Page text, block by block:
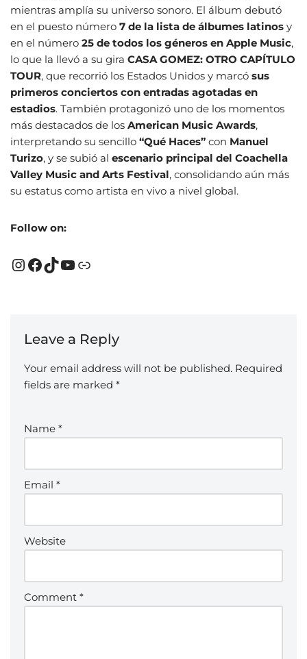
mientras amplía su universo sonoro. El álbum debutó
en el puesto número 7 de la lista de álbumes latinos y
en el número 25 de todos los géneros en Apple Music,
lo que la llevó a su gira CASA GOMEZ: OTRO CAPÍTULO
TOUR, que recorrió los Estados Unidos y marcó sus
primeros conciertos con entradas agotadas en
estadios. También protagonizó uno de los momentos
más destacados de los American Music Awards,
interpretando su sencillo “Qué Haces” con Manuel
Turizo, y se subió al escenario principal del Coachella
Valley Music and Arts Festival, consolidando aún más
su estatus como artista en vivo a nivel global.
Follow on:
Leave a Reply
Your email address will not be published. Required
fields are marked *
Name *
Email *
Website
Comment *